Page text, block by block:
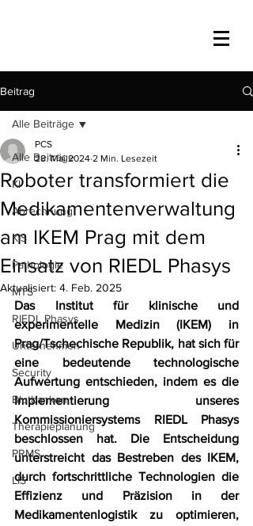
Beitrag
Alle Beiträge
KI
Abrechnung
KIS
Pathologie
MTS
RIEDL Phasys
Unternehmen
Security
Blutbanken
Therapieplanung
PRMS
LIS
Alle Beiträge
Roboter transformiert die
Medikamentenverwaltung
am IKEM Prag mit dem
Einsatz von RIEDL Phasys
PCS
28. Mai 2024 2 Min. Lesezeit
Aktualisiert: 4. Feb. 2025
Das Institut für klinische und
experimentelle Medizin (IKEM) in
Prag/Tschechische Republik, hat sich für
eine bedeutende technologische
Aufwertung entschieden, indem es die
Implementierung unseres
Kommissioniersystems RIEDL Phasys
beschlossen hat. Die Entscheidung
unterstreicht das Bestreben des IKEM,
durch fortschrittliche Technologien die
Effizienz und Präzision in der
Medikamentenlogistik zu optimieren,